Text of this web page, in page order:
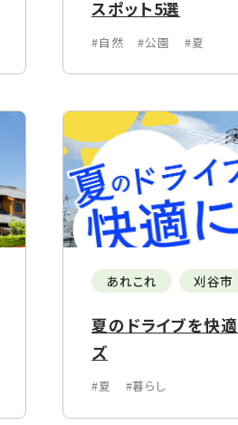
スポット5選
#自然 #公園 #夏
あれこれ 刈谷市
夏のドライブを快
ズ
#夏 #暮らし